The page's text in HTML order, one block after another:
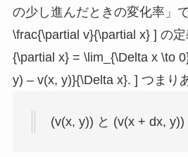
の少し進んだときの変化率」
\frac{\partial v}{\partial x} ] の
{\partial x} = \lim_{\Delta x \to
y) – v(x, y)}{\Delta x}. ] つまり
(v(x, y)) と (v(x + dx, y))